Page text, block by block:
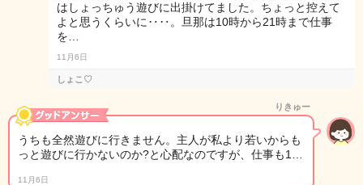
はしょっちゅう遊びに出掛けてました。ちょっと控えて
よと思うくらいに‥‥。旦那は10時から21時まで仕事
を…
11月6日
しょこ♡
りきゅー
うちも全然遊びに行きません。主人が私より若いからも
っと遊びに行かないのか?と心配なのですが、仕事も1…
11月6日